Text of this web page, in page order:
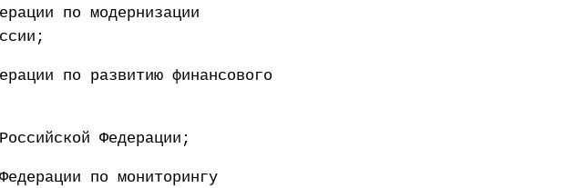
по модернизации
по развитию финансового
Федерации;
по мониторингу